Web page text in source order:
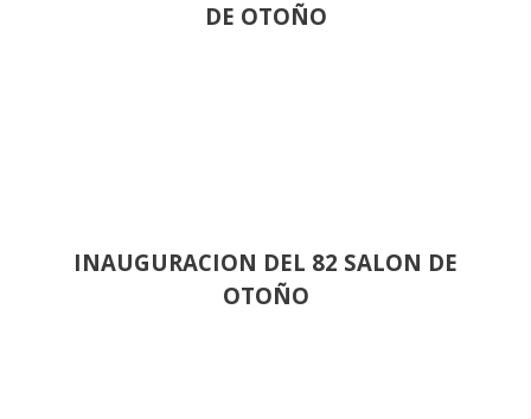
DE OTOÑO
INAUGURACION DEL 82 SALON DE
OTOÑO